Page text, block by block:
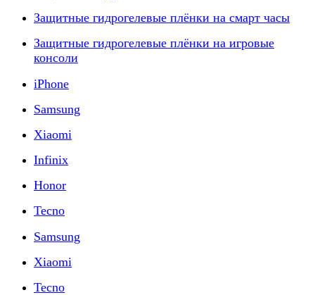
Защитные гидрогелевые плёнки на смарт часы
Защитные гидрогелевые плёнки на игровые
консоли
iPhone
Samsung
Xiaomi
Infinix
Honor
Tecno
Samsung
Xiaomi
Tecno